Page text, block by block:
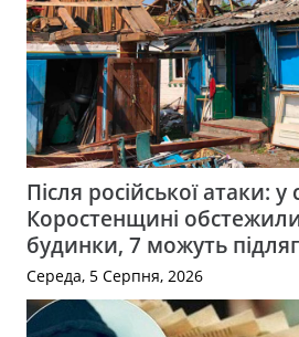
Після російської атаки: у
Коростенщині
будинки, 7 можуть
Середа, 5 Серпня, 2026